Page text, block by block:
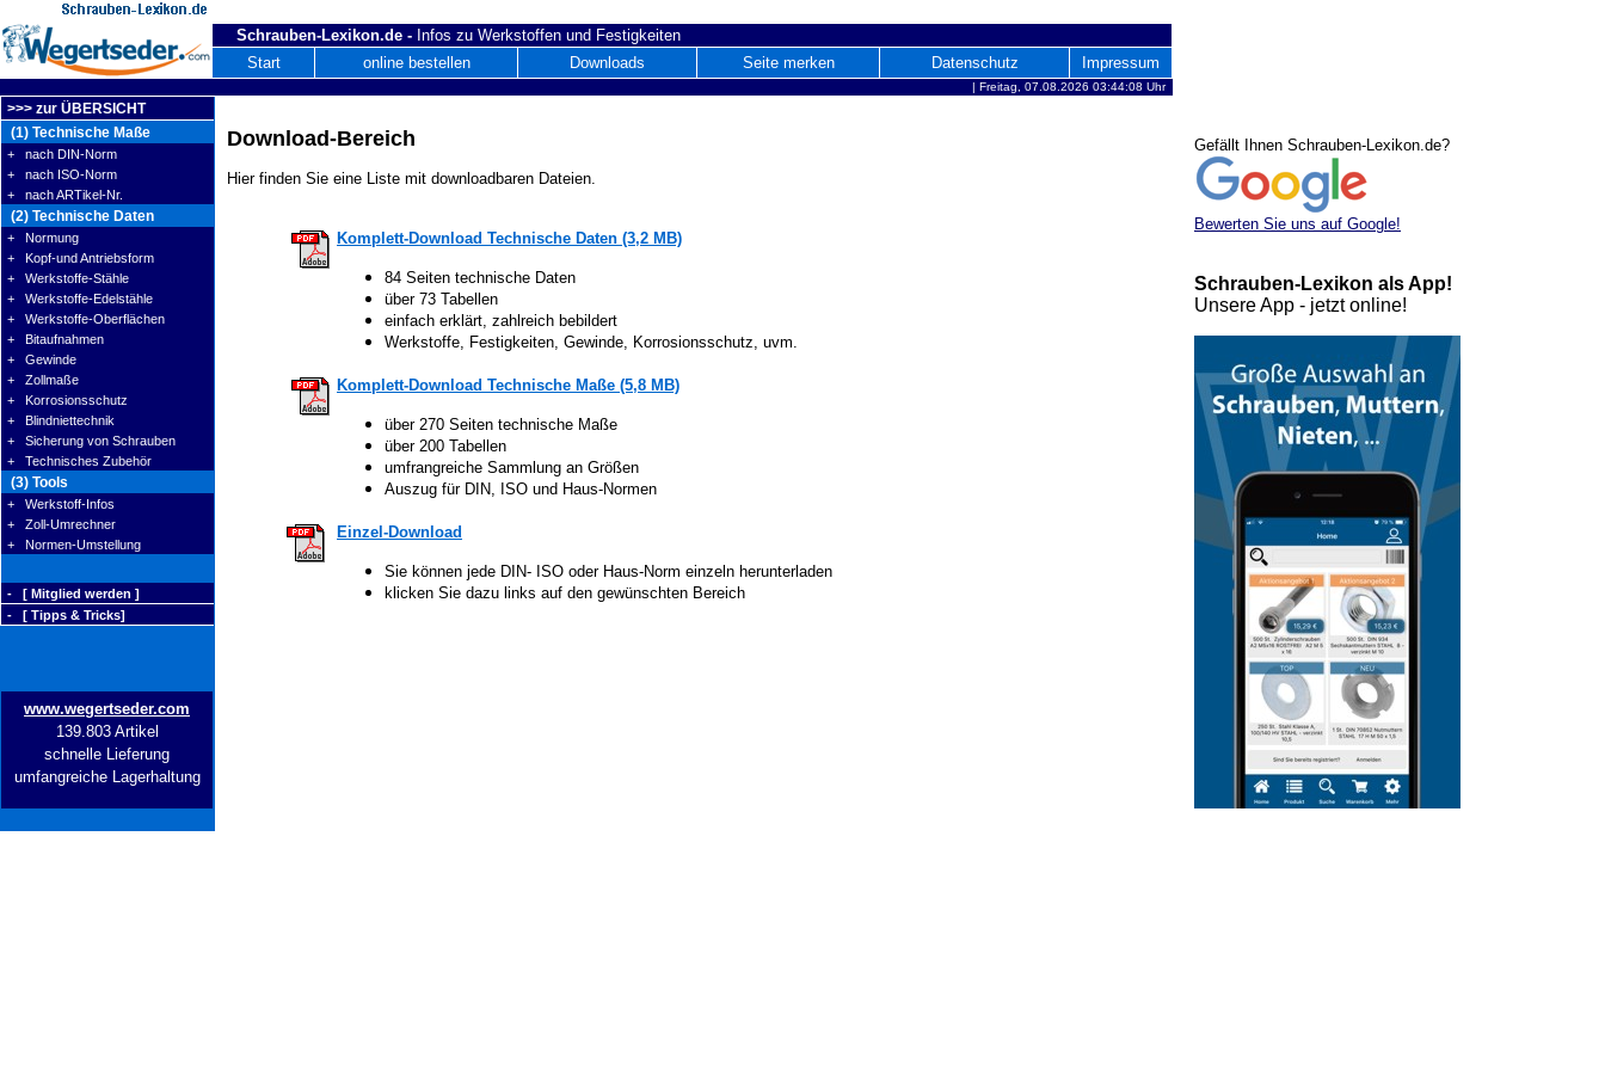
Schrauben-Lexikon.de - Infos zu Werkstoffen und Festigkeiten
Start
online bestellen Downloads Seite merken Datenschutz Impressum
| Freitag, 07.08.2026 03:44:08 Uhr
>>> zur ÜBERSICHT
(1) Technische Maße
+ nach DIN-Norm
+ nach ISO-Norm
+ nach ARTikel-Nr.
(2) Technische Daten
+ Normung
+ Kopf-und Antriebsform
+ Werkstoffe-Stähle
+ Werkstoffe-Edelstähle
+ Werkstoffe-Oberflächen
+ Bitaufnahmen
+ Gewinde
+ Zollmaße
+ Korrosionsschutz
+ Blindniettechnik
+ Sicherung von Schrauben
+ Technisches Zubehör
(3) Tools
+ Werkstoff-Infos
+ Zoll-Umrechner
+ Normen-Umstellung
- [ Mitglied werden ]
- [ Tipps & Tricks]
www.wegertseder.com
139.803 Artikel
schnelle Lieferung
umfangreiche Lagerhaltung
Download-Bereich
Hier finden Sie eine Liste mit downloadbaren Dateien.
Komplett-Download Technische Daten (3,2 MB)
84 Seiten technische Daten
über 73 Tabellen
einfach erklärt, zahlreich bebildert
Werkstoffe, Festigkeiten, Gewinde, Korrosionsschutz, uvm.
Komplett-Download Technische Maße (5,8 MB)
über 270 Seiten technische Maße
über 200 Tabellen
umfrangreiche Sammlung an Größen
Auszug für DIN, ISO und Haus-Normen
Einzel-Download
Sie können jede DIN- ISO oder Haus-Norm einzeln herunterladen
klicken Sie dazu links auf den gewünschten Bereich
Gefällt Ihnen Schrauben-Lexikon.de?
Bewerten Sie uns auf Google!
Schrauben-Lexikon als App!
Unsere App - jetzt online!